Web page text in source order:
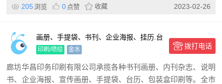
205 浏览 0 点赞 收藏 2023-02-26
画册、手提袋、书刊、企业海报、挂历.台
历,彩包装盒
印刷/喷绘 金水 拨打电话
廊坊华昌印务印刷有限公司承揽各种书刊画册、内刊杂志、说明
书、企业海报、宣传画册、手提袋、台历、包装盒印刷等。全市